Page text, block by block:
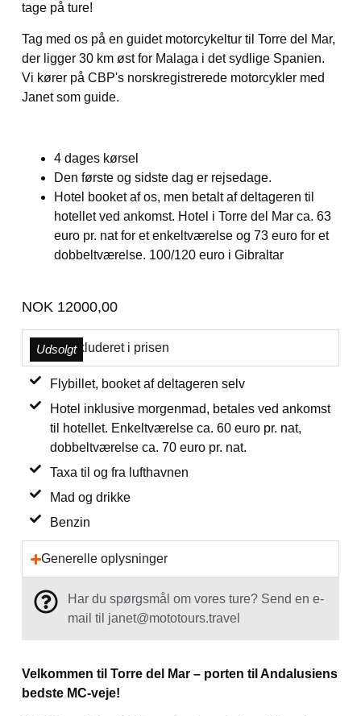
tage på ture!
Tag med os på en guidet motorcykeltur til Torre del Mar,
der ligger 30 km øst for Malaga i det sydlige Spanien.
Vi kører på CBP's norskregistrerede motorcykler med
Janet som guide.
4 dages kørsel
Den første og sidste dag er rejsedage.
Hotel booket af os, men betalt af deltageren til
hotellet ved ankomst. Hotel i Torre del Mar ca. 63
euro pr. nat for et enkeltværelse og 73 euro for et
dobbeltværelse. 100/120 euro i Gibraltar
NOK 12000,00
Udsolgt
Ikke inkluderet i prisen
Flybillet, booket af deltageren selv
Hotel inklusive morgenmad, betales ved ankomst
til hotellet. Enkeltværelse ca. 60 euro pr. nat,
dobbeltværelse ca. 70 euro pr. nat.
Taxa til og fra lufthavnen
Mad og drikke
Benzin
Generelle oplysninger
Har du spørgsmål om vores ture? Send en e-
mail til janet@mototours.travel
Velkommen til Torre del Mar – porten til Andalusiens
bedste MC-veje!